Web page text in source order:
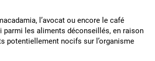
l’avocat ou encore le café
parmi les aliments déconseillés, en raison
potentiellement nocifs sur l’organisme